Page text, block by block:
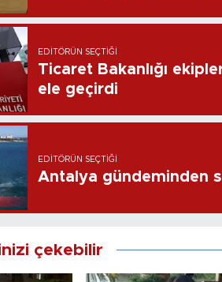
EDITÖRÜN SEÇTIĞI
Ticaret Bakanlığı
ele geçirdi
EDITÖRÜN SEÇTIĞI
Antalya gündeminden
çekebilir